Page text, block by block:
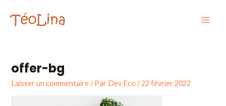
contenu
offer-bg
Laisser un commentaire / Par Dev Eco/22 février 2022